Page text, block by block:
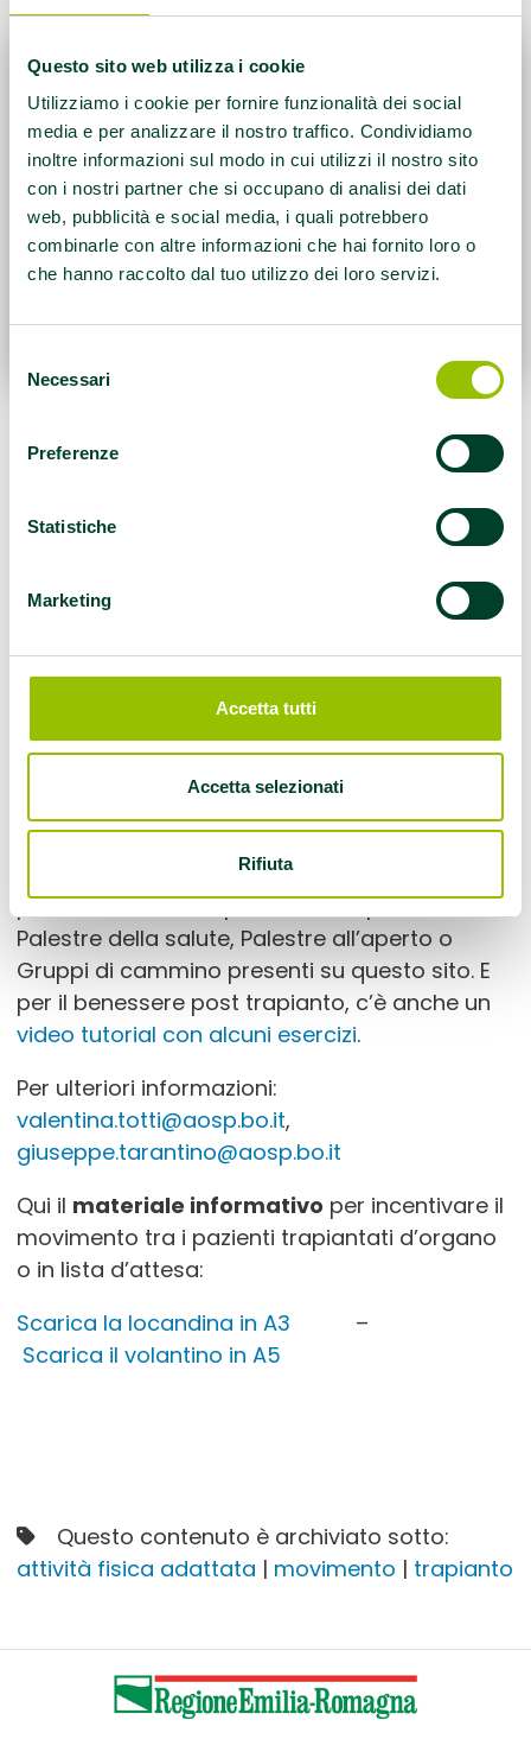
Questo sito web utilizza i cookie
Utilizziamo i cookie per fornire funzionalità dei social
media e per analizzare il nostro traffico. Condividiamo
inoltre informazioni sul modo in cui utilizzi il nostro sito
con i nostri partner che si occupano di analisi dei dati
web, pubblicità e social media, i quali potrebbero
combinarle con altre informazioni che hai fornito loro o
che hanno raccolto dal tuo utilizzo dei loro servizi.
delNecessari
Preferenze
Statistiche
Marketing
Accetta tutti
Accetta selezionati
Rifiuta
L’esercizio fisico fa bene anche a chi ha subito
un trapianto d’organo o è in lista d’attesa.
Infatti l’attività motoria migliora l’umore, la
glicemia e la performance cardiaca, riduce
controllo. Inoltre aumenta la resistenza allo
Per questo il Centro di Riferimento Trapianti
dell’Emilia-Romagna promuove il
regionale“Trapianto, Attività Fisica e Sport”: i
centri e le unità che hanno in carico persone
trapiantate o in lista d’attesa, se clinicamente
idonee, le invieranno ai servizi di Medicina dello
Sport, dove il medico prescriverà una attività
personalizzata che potrà essere praticata in
Palestre della salute, Palestre all’aperto o
Gruppi di cammino presenti su questo sito. E
per il benessere post trapianto, c’è anche un
video tutorial con alcuni esercizi.
Per ulteriori informazioni:
valentina.totti@aosp.bo.it,
giuseppe.tarantino@aosp.bo.it
Qui il materiale informativo per incentivare il
movimento tra i pazienti trapiantati d’organo
o in lista d’attesa:
Scarica la locandina in A3 –
Scarica il volantino in A5
Questo contenuto è archiviato sotto:
attività fisica adattata | movimento | trapianto